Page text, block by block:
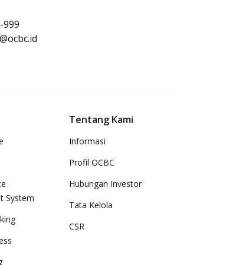
999
System
Tentang Kami
Informasi
Profil OCBC
Hubungan Investor
Tata Kelola
CSR